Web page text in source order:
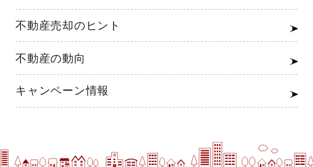
不動産売却のヒント
不動産の動向
キャンペーン情報